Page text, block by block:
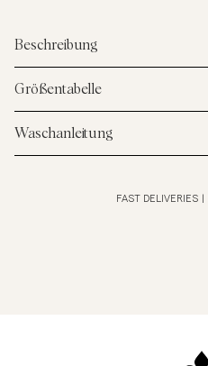
Beschreibung
Größentabelle
Waschanleitung
FAST DELIVERIES